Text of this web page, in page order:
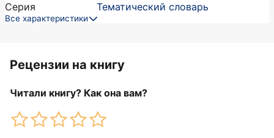
Серия
Тематический словарь
Все характеристики
Рецензии на книгу
Читали книгу? Как она вам?